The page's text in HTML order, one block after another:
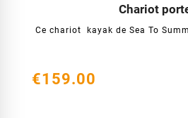
Chariot
Ce chariot kayak de Sea To
 
€159.00